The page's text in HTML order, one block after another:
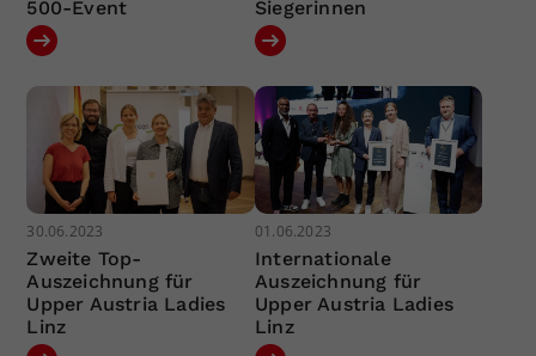
500-Event
Siegerinnen
30.06.2023
Zweite Top-
Auszeichnung für
Upper Austria Ladies
Linz
01.06.2023
Internationale
Auszeichnung für
Upper Austria Ladies
Linz